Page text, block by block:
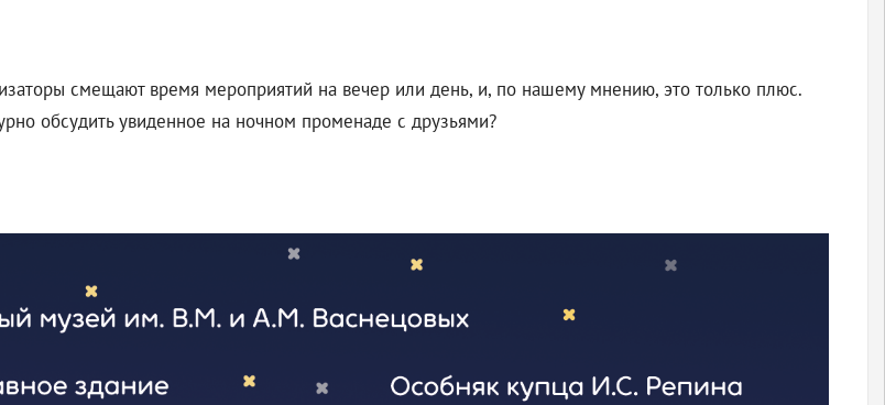
смещают время мероприятий на вечер или день, и, по нашему мнению, это только плюс.
обсудить увиденное на ночном променаде с друзьями?